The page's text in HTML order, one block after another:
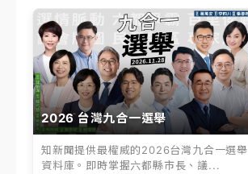
2026 台灣九合一選舉
知新聞提供最權威的2026台灣九合一選舉
資料庫。即時掌握六都縣市長、議...